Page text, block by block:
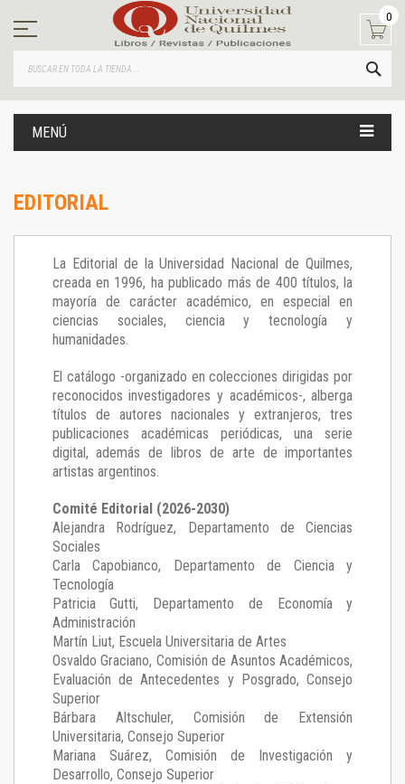
contenido
0
MENÚ
EDITORIAL
La Editorial de la Universidad Nacional de Quilmes,
creada en 1996, ha publicado más de 400 títulos, la
mayoría de carácter académico, en especial en
ciencias sociales, ciencia y tecnología y
humanidades.
El catálogo -organizado en colecciones dirigidas por
reconocidos investigadores y académicos-, alberga
títulos de autores nacionales y extranjeros, tres
publicaciones académicas periódicas, una serie
digital, además de libros de arte de importantes
artistas argentinos.
Comité Editorial (2026-2030)
Alejandra Rodríguez, Departamento de Ciencias
Sociales
Carla Capobianco, Departamento de Ciencia y
Tecnología
Patricia Gutti, Departamento de Economía y
Administración
Martín Liut, Escuela Universitaria de Artes
Osvaldo Graciano, Comisión de Asuntos Académicos,
Evaluación de Antecedentes y Posgrado, Consejo
Superior
Bárbara Altschuler, Comisión de Extensión
Universitaria, Consejo Superior
Mariana Suárez, Comisión de Investigación y
Desarrollo, Consejo Superior